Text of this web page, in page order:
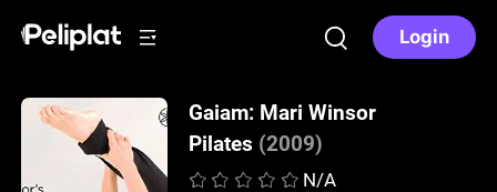
Login
Gaiam: Mari Winsor
Pilates (2009)
N/A